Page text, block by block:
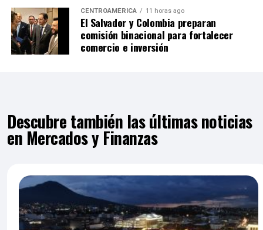
CENTROAMÉRICA 11 horas ago
El Salvador y Colombia preparan
comisión binacional para fortalecer
comercio e inversión
Descubre también las últimas noticias
en Mercados y Finanzas